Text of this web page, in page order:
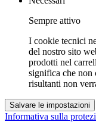
Sempre attivo
I cookie tecnici
del nostro sito
prodotti nel
significa che non
risultanti non
Salvare le impostazioni
Informativa sulla